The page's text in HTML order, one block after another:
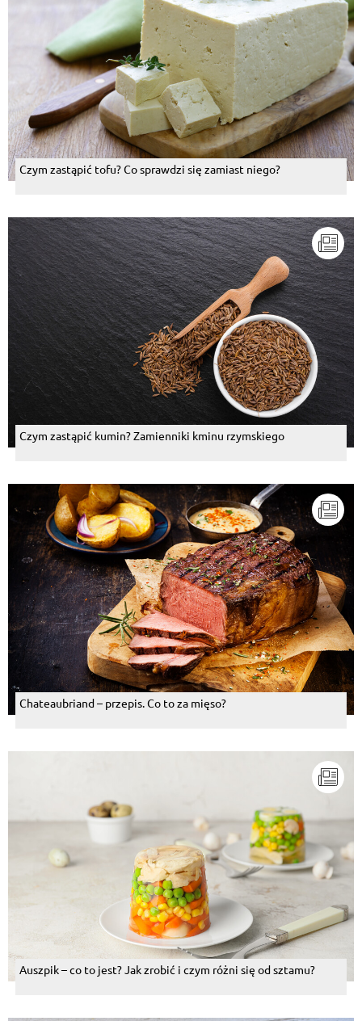
Czym zastąpić tofu? Co sprawdzi się zamiast niego?
Czym zastąpić kumin? Zamienniki kminu rzymskiego
Chateaubriand – przepis. Co to za mięso?
Auszpik – co to jest? Jak zrobić i czym różni się od sztamu?